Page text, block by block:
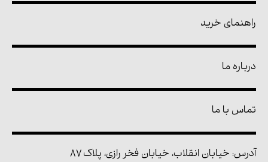
راهنمای خرید
درباره ما
تماس با ما
آدرس: خیابان انقلاب، خیابان فخر رازی، پلاک ۸۷